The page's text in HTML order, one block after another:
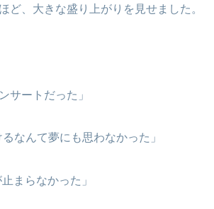
ど、大きな盛り上がりを見せました。
サートだった」
るなんて夢にも思わなかった」
まらなかった」